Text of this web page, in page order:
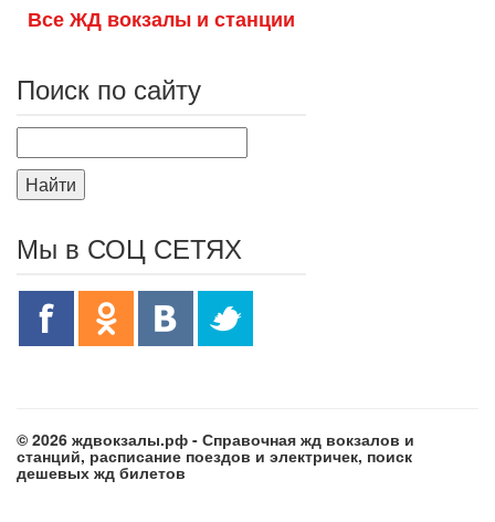
Все ЖД вокзалы и станции
Поиск по сайту
Найти
Мы в СОЦ СЕТЯХ
© 2026 ждвокзалы.рф - Справочная жд вокзалов и
станций, расписание поездов и электричек, поиск
дешевых жд билетов